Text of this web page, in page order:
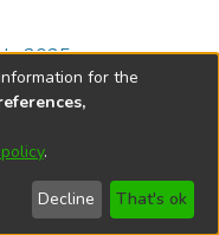
2025
Córdoba
for the
.
Decline That's ok